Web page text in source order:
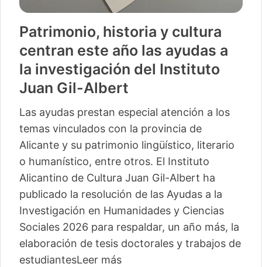
Patrimonio, historia y cultura
centran este año las ayudas a
la investigación del Instituto
Juan Gil-Albert
Las ayudas prestan especial atención a los
temas vinculados con la provincia de
Alicante y su patrimonio lingüístico, literario
o humanístico, entre otros. El Instituto
Alicantino de Cultura Juan Gil-Albert ha
publicado la resolución de las Ayudas a la
Investigación en Humanidades y Ciencias
Sociales 2026 para respaldar, un año más, la
elaboración de tesis doctorales y trabajos de
estudiantesLeer más